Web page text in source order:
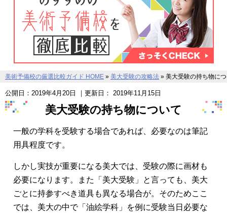
美術予備校の厳選比較ガイド HOME » 美大受験の攻略法 » 美大受験の持ち物に
公開日： 2019年4月20日 ｜更新日： 2019年11月15日
美大受験の持ち物について
一般の学科を受験する場合であれば、必要なのは筆記
用具程度です。
しかし実技が重要になる美大では、受験の際に画材も
必要になります。また「美大受験」と言っても、美大
ごとに持参すべき道具も異なる場合が。そのためここ
では、美大の中で「油絵学科」を例に受験当日必要な